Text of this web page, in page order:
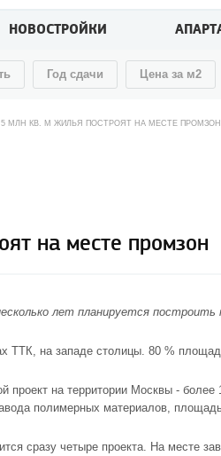
НОВОСТРОЙКИ
Год сдачи Цена за м2
5 МЛН КВ. М ЖИЛЬЯ ПОСТРОЯТ НА МЕСТЕ ПРОМЗОН
на месте промзон
лет планируется построить
ТТК, на западе столицы. 80 %
на территории Москвы -
полимерных материалов,
сразу четыре проекта. На месте